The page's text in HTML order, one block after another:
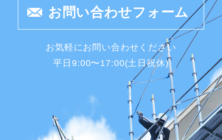
お問い合わせフォーム
お気軽にお問い合わせください
平日9:00〜17:00(土日祝休)